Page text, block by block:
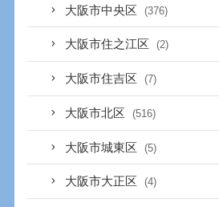
大阪市中央区 (376)
大阪市住之江区 (2)
大阪市住吉区 (7)
大阪市北区 (516)
大阪市城東区 (5)
大阪市大正区 (4)